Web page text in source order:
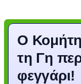
Ο
τη Γη
φεγγάρι!